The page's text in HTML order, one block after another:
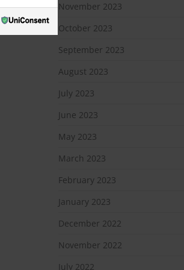
November 2023
October 2023
September 2023
August 2023
July 2023
June 2023
May 2023
March 2023
February 2023
January 2023
December 2022
November 2022
July 2022